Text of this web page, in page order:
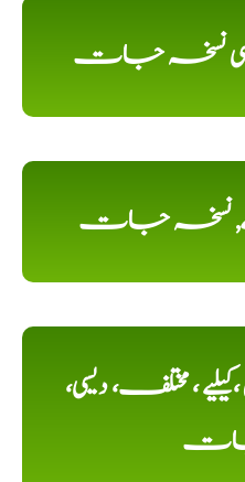
نسخہ جات
کے, نسخہ جات
، مختلف، دیسی،